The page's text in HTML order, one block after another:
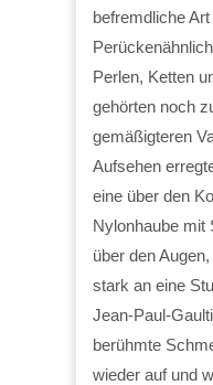
befremdliche
Perlen, Ketten
gehörten noch
gemäßigteren
Aufsehen
eine über den
Nylonhaube
über den
stark an eine
Jean-Paul-
berühmte
wieder auf und